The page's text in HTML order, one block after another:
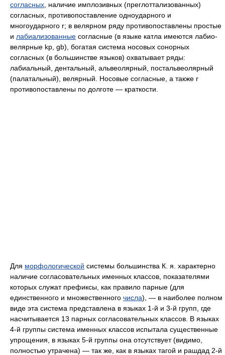
согласных , наличие имплозивных (преглоттализованных)
согласных, противопоставление одноударного и
многоударного r; в велярном ряду противопоставлены простые
и лабиализованные согласные (в языке катла имеются лабио-
велярные kp, gb), богатая система носовых сонорных
согласных (в большинстве языков) охватывает ряды:
лабиальный, дентальный, альвеолярный, постальвеолярный
(палатальный), велярный. Носовые согласные, а также r
противопоставлены по долготе — краткости.
Для морфологической системы большинства К. я. характерно
наличие согласовательных именных классов, показателями
которых служат префиксы, как правило парные (для
единственного и множественного числа), — в наиболее полном
виде эта система представлена в языках 1‑й и 3‑й групп, где
насчитывается 13 парных согласовательных классов. В языках
4‑й группы система именных классов испытала существенные
упрощения, в языках 5‑й группы она отсутствует (видимо,
полностью утрачена) — так же, как в языках тагой и рашдад 2‑й